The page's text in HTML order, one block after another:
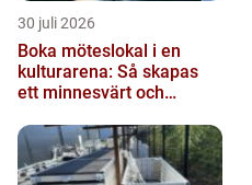
30 juli 2026
Boka möteslokal i en
kulturarena: Så skapas
ett minnesvärt och